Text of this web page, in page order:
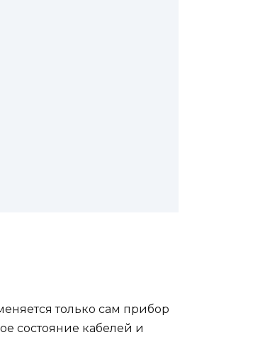
только сам прибор
состояние кабелей и